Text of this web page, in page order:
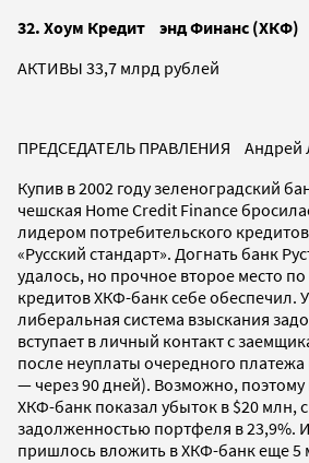
32. Хоум Кредит энд Финанс (ХКФ)
АКТИВЫ 33,7 млрд рублей
ПРЕДСЕДАТЕЛЬ ПРАВЛЕНИЯ Андрей
Купив в 2002 году зеленоградский
чешская Home Credit Finance
лидером потребительского
«Русский стандарт». Догнать банк
удалось, но прочное второе место
кредитов ХКФ-банк себе обеспечил.
либеральная система взыскания
вступает в личный контакт с
после неуплаты очередного платежа
— через 90 дней). Возможно, поэтому
ХКФ-банк показал убыток в $20 млн,
задолженностью портфеля в 23,9%.
пришлось вложить в ХКФ-банк еще 5